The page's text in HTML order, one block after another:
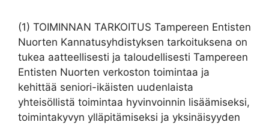
(1) TOIMINNAN TARKOITUS Tampereen Entisten
Nuorten Kannatusyhdistyksen tarkoituksena on
tukea aatteellisesti ja taloudellisesti Tampereen
Entisten Nuorten verkoston toimintaa ja
kehittää seniori-ikäisten uudenlaista
yhteisöllistä toimintaa hyvinvoinnin lisäämiseksi,
toimintakyvyn ylläpitämiseksi ja yksinäisyyden